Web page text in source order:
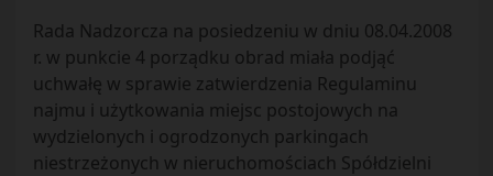
Rada Nadzorcza na posiedzeniu w dniu 08.04.2008
r. w punkcie 4 porządku obrad miała podjąć
uchwałę w sprawie zatwierdzenia Regulaminu
najmu i użytkowania miejsc postojowych na
wydzielonych i ogrodzonych parkingach
niestrzeżonych w nieruchomościach Spółdzielni